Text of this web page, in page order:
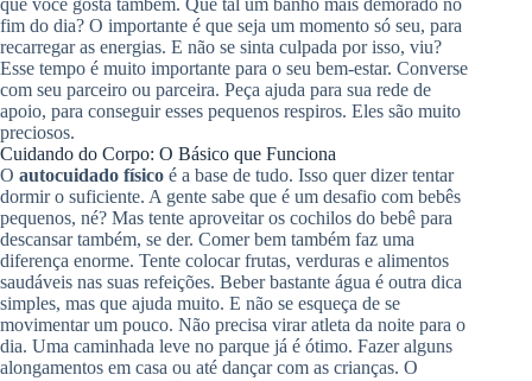
que você gosta também. Que tal um banho mais demorado no
fim do dia? O importante é que seja um momento só seu, para
recarregar as energias. E não se sinta culpada por isso, viu?
Esse tempo é muito importante para o seu bem-estar. Converse
com seu parceiro ou parceira. Peça ajuda para sua rede de
apoio, para conseguir esses pequenos respiros. Eles são muito
preciosos.
Cuidando do Corpo: O Básico que Funciona
O autocuidado físico é a base de tudo. Isso quer dizer tentar
dormir o suficiente. A gente sabe que é um desafio com bebês
pequenos, né? Mas tente aproveitar os cochilos do bebê para
descansar também, se der. Comer bem também faz uma
diferença enorme. Tente colocar frutas, verduras e alimentos
saudáveis nas suas refeições. Beber bastante água é outra dica
simples, mas que ajuda muito. E não se esqueça de se
movimentar um pouco. Não precisa virar atleta da noite para o
dia. Uma caminhada leve no parque já é ótimo. Fazer alguns
alongamentos em casa ou até dançar com as crianças. O